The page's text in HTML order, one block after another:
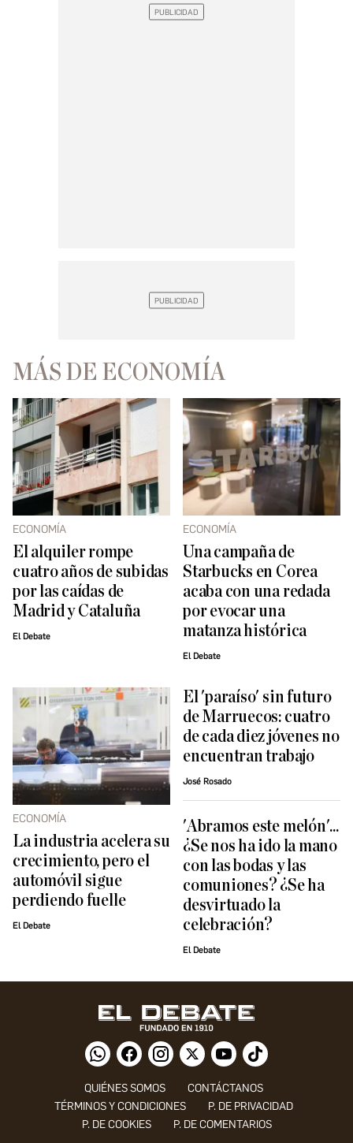
MÁS DE ECONOMÍA
ECONOMÍA
El alquiler rompe
cuatro años de subidas
por las caídas de
Madrid y Cataluña
El Debate
ECONOMÍA
Una campaña de
Starbucks en Corea
acaba con una redada
por evocar una
matanza histórica
El Debate
ECONOMÍA
La industria acelera su
crecimiento, pero el
automóvil sigue
perdiendo fuelle
El Debate
El 'paraíso' sin futuro
de Marruecos: cuatro
de cada diez jóvenes no
encuentran trabajo
José Rosado
'Abramos este melón'...
¿Se nos ha ido la mano
con las bodas y las
comuniones? ¿Se ha
desvirtuado la
celebración?
El Debate
QUIÉNES SOMOS
CONTÁCTANOS
TÉRMINOS Y CONDICIONES
P. DE PRIVACIDAD
P. DE COOKIES
P. DE COMENTARIOS